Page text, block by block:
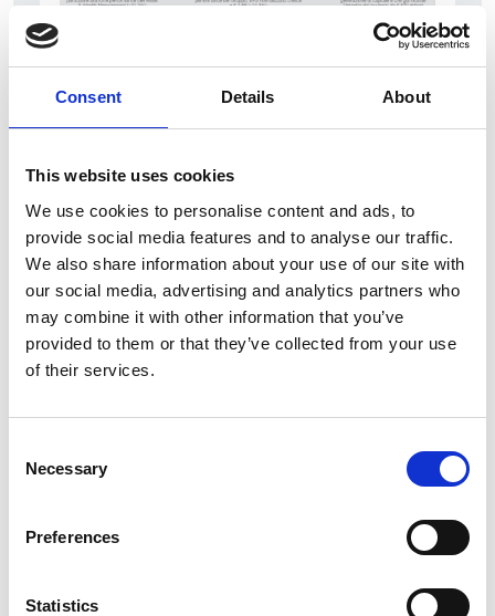
Consent Details About
This website uses cookies
We use cookies to personalise content and ads, to
provide social media features and to analyse our traffic.
We also share information about your use of our site with
our social media, advertising and analytics partners who
may combine it with other information that you’ve
provided to them or that they’ve collected from your use
of their services.
Selection
Necessary
Preferences
Statistics
7 srpna 2026
Čistý zisk skupiny Generali zaznamenal v
pololetí výrazný růst
Itálie
Česká republika
Zahraniční obchod Itálie – ČR v pololetí převýšil